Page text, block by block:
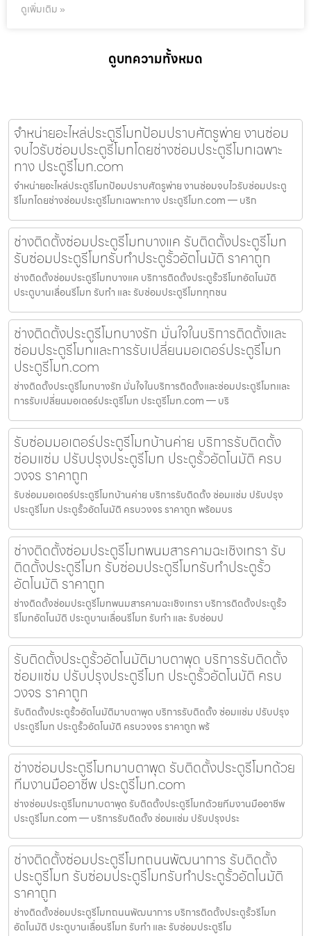
ดูเพิ่มเติม »
ดูบทความทั้งหมด
จำหน่ายอะไหล่ประตูรีโมทป้อมปราบศัตรูพ่าย งานซ่อม
จบไวรับซ่อมประตูรีโมทโดยช่างซ่อมประตูรีโมทเฉพาะ
ทาง ประตูรีโมท.com
จำหน่ายอะไหล่ประตูรีโมทป้อมปราบศัตรูพ่าย งานซ่อมจบไวรับซ่อมประตู
รีโมทโดยช่างซ่อมประตูรีโมทเฉพาะทาง ประตูรีโมท.com — บริก
ช่างติดตั้งซ่อมประตูรีโมทบางแค รับติดตั้งประตูรีโมท
รับซ่อมประตูรีโมทรับทำประตูรั้วอัตโนมัติ ราคาถูก
ช่างติดตั้งซ่อมประตูรีโมทบางแค บริการติดตั้งประตูรั้วรีโมทอัตโนมัติ
ประตูบานเลื่อนรีโมท รับทำ และ รับซ่อมประตูรีโมททุกชน
ช่างติดตั้งประตูรีโมทบางรัก มั่นใจในบริการติดตั้งและ
ซ่อมประตูรีโมทและการรับเปลี่ยนมอเตอร์ประตูรีโมท
ประตูรีโมท.com
ช่างติดตั้งประตูรีโมทบางรัก มั่นใจในบริการติดตั้งและซ่อมประตูรีโมทและ
การรับเปลี่ยนมอเตอร์ประตูรีโมท ประตูรีโมท.com — บริ
รับซ่อมมอเตอร์ประตูรีโมทบ้านค่าย บริการรับติดตั้ง
ซ่อมแซ่ม ปรับปรุงประตูรีโมท ประตูรั้วอัตโนมัติ ครบ
วงจร ราคาถูก
รับซ่อมมอเตอร์ประตูรีโมทบ้านค่าย บริการรับติดตั้ง ซ่อมแซ่ม ปรับปรุง
ประตูรีโมท ประตูรั้วอัตโนมัติ ครบวงจร ราคาถูก พร้อมบร
ช่างติดตั้งซ่อมประตูรีโมทพนมสารคามฉะเชิงเทรา รับ
ติดตั้งประตูรีโมท รับซ่อมประตูรีโมทรับทำประตูรั้ว
อัตโนมัติ ราคาถูก
ช่างติดตั้งซ่อมประตูรีโมทพนมสารคามฉะเชิงเทรา บริการติดตั้งประตูรั้ว
รีโมทอัตโนมัติ ประตูบานเลื่อนรีโมท รับทำ และ รับซ่อมป
รับติดตั้งประตูรั้วอัตโนมัติมาบตาพุด บริการรับติดตั้ง
ซ่อมแซ่ม ปรับปรุงประตูรีโมท ประตูรั้วอัตโนมัติ ครบ
วงจร ราคาถูก
รับติดตั้งประตูรั้วอัตโนมัติมาบตาพุด บริการรับติดตั้ง ซ่อมแซ่ม ปรับปรุง
ประตูรีโมท ประตูรั้วอัตโนมัติ ครบวงจร ราคาถูก พร้
ช่างซ่อมประตูรีโมทมาบตาพุด รับติดตั้งประตูรีโมทด้วย
ทีมงานมืออาชีพ ประตูรีโมท.com
ช่างซ่อมประตูรีโมทมาบตาพุด รับติดตั้งประตูรีโมทด้วยทีมงานมืออาชีพ
ประตูรีโมท.com — บริการรับติดตั้ง ซ่อมแซ่ม ปรับปรุงประ
ช่างติดตั้งซ่อมประตูรีโมทถนนพัฒนาการ รับติดตั้ง
ประตูรีโมท รับซ่อมประตูรีโมทรับทำประตูรั้วอัตโนมัติ
ราคาถูก
ช่างติดตั้งซ่อมประตูรีโมทถนนพัฒนาการ บริการติดตั้งประตูรั้วรีโมท
อัตโนมัติ ประตูบานเลื่อนรีโมท รับทำ และ รับซ่อมประตูรีโม